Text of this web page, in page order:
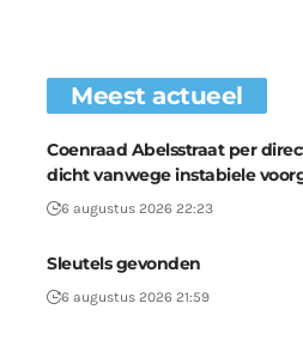
Meest actueel
Coenraad Abelsstraat per
dicht vanwege instabiele
6 augustus 2026 22:23
Sleutels gevonden
6 augustus 2026 21:59